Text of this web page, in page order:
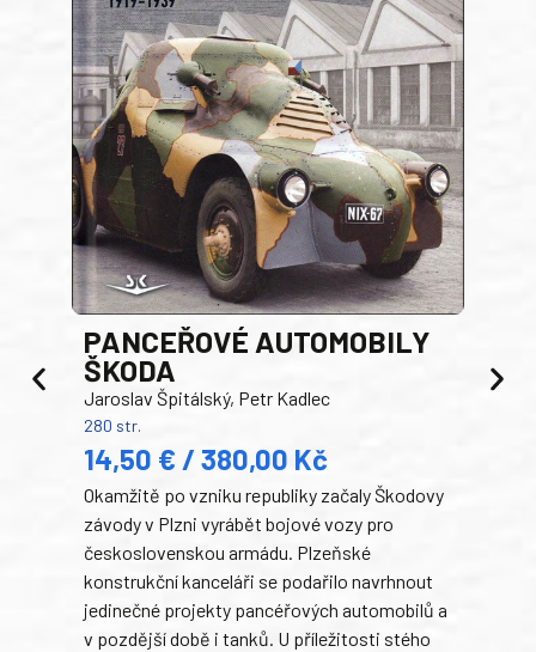
PANCEŘOVÉ AUTOMOBILY
ŠKODA
Jaroslav Špitálský, Petr Kadlec
280 str.
14,50 € / 380,00 Kč
Okamžitě po vzniku republiky začaly Škodovy
závody v Plzni vyrábět bojové vozy pro
československou armádu. Plzeňské
konstrukční kanceláři se podařilo navrhnout
jedinečné projekty pancéřových automobilů a
v pozdější době i tanků. U příležitosti stého